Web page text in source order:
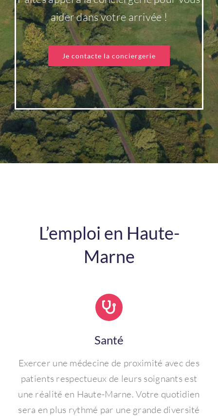
aider dans votre arrivée !
Je contacte la conciergerie
L’emploi en Haute-
Marne
Santé
Exercer une médecine de proximité avec des
patients respectueux de leurs soignants est
une réalité en Haute-Marne. Votre quotidien
sera en plus rythmé par une grande diversité
Se connecter
Vous n'avez pas de compte ?Créez
en un maintenant !
Votre message
Envoyer ma
demande